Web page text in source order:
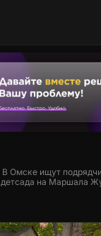
В Омске ищут
детсада на Маршала